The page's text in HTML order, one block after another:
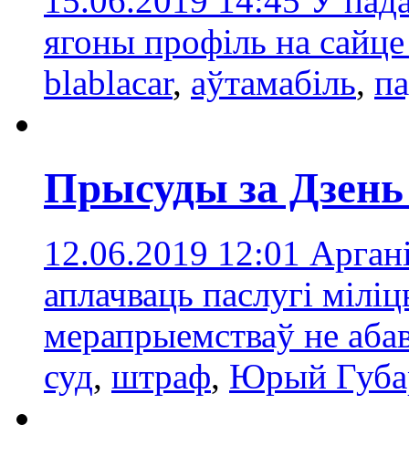
ягоны профіль на
blablacar, аўтамабіль,
Прысуды за Дзень
12.06.2019 12:01
аплачваць паслугі
мерапрыемстваў не
суд, штраф, Юрый